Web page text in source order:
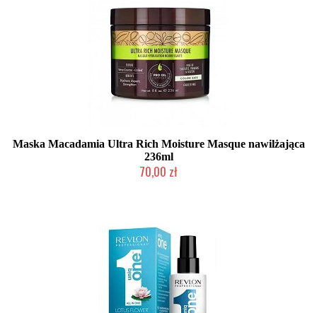
Maska Macadamia Ultra Rich Moisture Masque nawilżająca
236ml
70,00 zł